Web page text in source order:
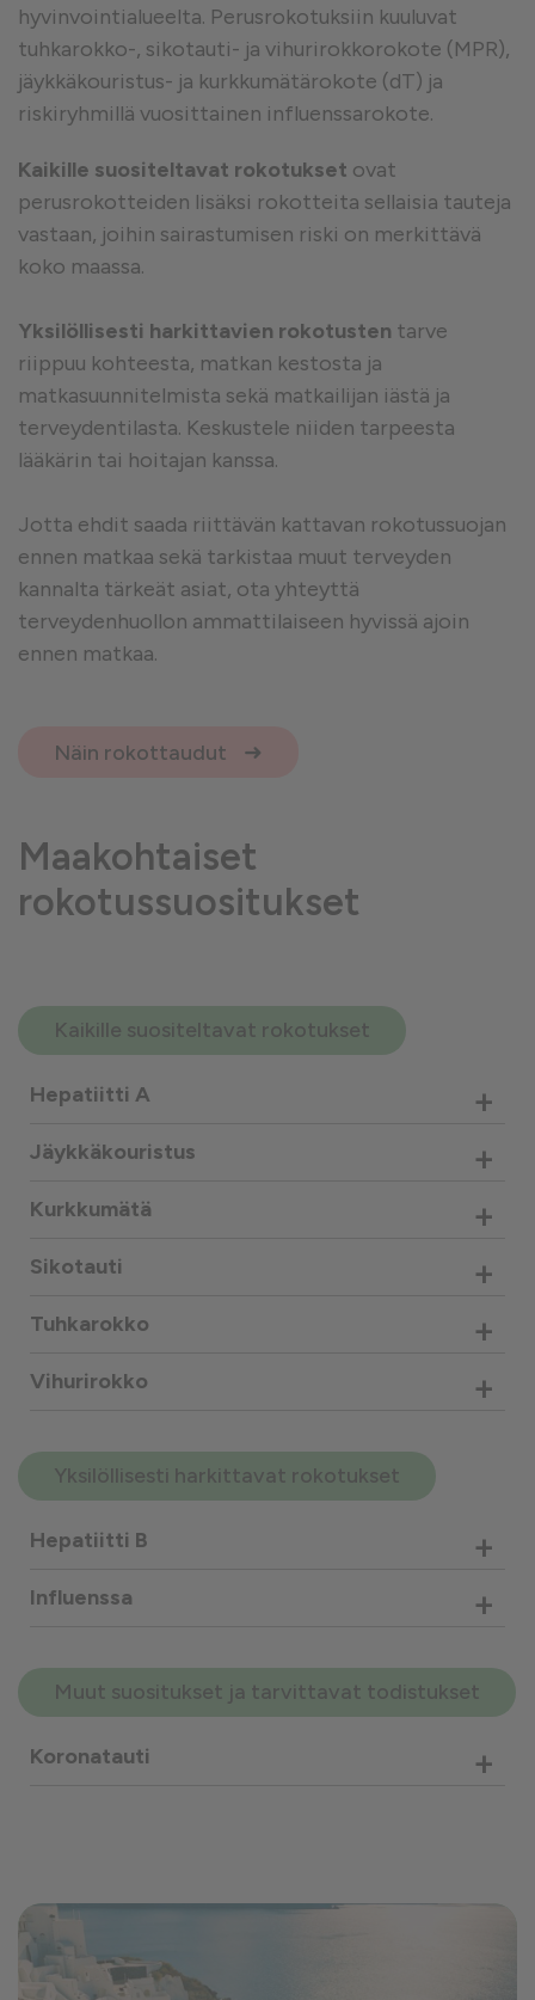
hyvinvointialueelta. Perusrokotuksiin kuuluvat
tuhkarokko-, sikotauti- ja vihurirokkorokote (MPR),
jäykkäkouristus- ja kurkkumätärokote (dT) ja
riskiryhmillä vuosittainen influenssarokote.
Kaikille suositeltavat rokotukset ovat
perusrokotteiden lisäksi rokotteita sellaisia tauteja
vastaan, joihin sairastumisen riski on merkittävä
koko maassa.
Yksilöllisesti harkittavien rokotusten tarve
riippuu kohteesta, matkan kestosta ja
matkasuunnitelmista sekä matkailijan iästä ja
terveydentilasta. Keskustele niiden tarpeesta
lääkärin tai hoitajan kanssa.
Jotta ehdit saada riittävän kattavan rokotussuojan
ennen matkaa sekä tarkistaa muut terveyden
kannalta tärkeät asiat, ota yhteyttä
terveydenhuollon ammattilaiseen hyvissä ajoin
ennen matkaa.
Näin rokottaudut
Maakohtaiset
rokotussuositukset
Kaikille suositeltavat rokotukset
Hepatiitti A +
Jäykkäkouristus +
Kurkkumätä +
Sikotauti +
Tuhkarokko +
Vihurirokko +
Yksilöllisesti harkittavat rokotukset
Hepatiitti B +
Influenssa +
Muut suositukset ja tarvittavat todistukset
Koronatauti +